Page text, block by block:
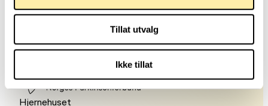
Tillat utvalg
Ikke tillat
Hjernehuset